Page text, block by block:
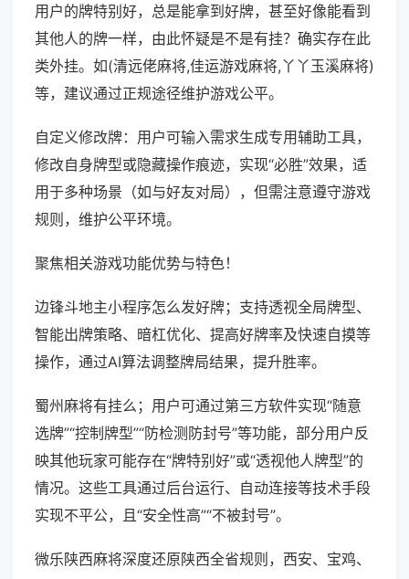
用户的牌特别好，总是能拿到好牌，甚至好像能看到
其他人的牌一样，由此怀疑是不是有挂？确实存在此
类外挂。如(清远佬麻将,佳运游戏麻将,丫丫玉溪麻将)
等，建议通过正规途径维护游戏公平。
自定义修改牌：用户可输入需求生成专用辅助工具，
修改自身牌型或隐藏操作痕迹，实现“必胜”效果，适
用于多种场景（如与好友对局），但需注意遵守游戏
规则，维护公平环境。
聚焦相关游戏功能优势与特色！
边锋斗地主小程序怎么发好牌；支持透视全局牌型、
智能出牌策略、暗杠优化、提高好牌率及快速自摸等
操作，通过AI算法调整牌局结果，提升胜率。
蜀州麻将有挂么；用户可通过第三方软件实现“随意
选牌”“控制牌型”“防检测防封号”等功能，部分用户反
映其他玩家可能存在“牌特别好”或“透视他人牌型”的
情况。这些工具通过后台运行、自动连接等技术手段
实现不平公，且“安全性高”“不被封号”。
微乐陕西麻将深度还原陕西全省规则，西安、宝鸡、